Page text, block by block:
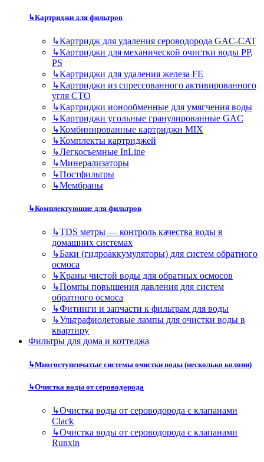
↳Картриджи для фильтров
↳Картридж для удаления сероводорода GAC-CAT
↳Картриджи для механической очистки воды PP,
PS
↳Картриджи для удаления железа FE
↳Картриджи из спрессованного активированного
угля CTO
↳Картриджи ионообменные для умягчения воды
↳Картриджи угольные гранулированные GAC
↳Комбинированные картриджи MIX
↳Комплекты картриджей
↳Легкосъемные InLine
↳Минерализаторы
↳Постфильтры
↳Мембраны
↳Комплектующие для фильтров
↳TDS метры — контроль качества воды в
домашних системах
↳Баки (гидроаккумуляторы) для систем обратного
осмоса
↳Краны чистой воды для обратных осмосов
↳Помпы повышения давления для систем
обратного осмоса
↳Фитинги и запчасти к фильтрам для воды
↳Ультрафиолетовые лампы для очистки воды в
квартиру
Фильтры для дома и коттеджа
↳Многоступенчатые системы очистки воды (несколько колонн)
↳Очистка воды от сероводорода
↳Очистка воды от сероводорода с клапанами
Clack
↳Очистка воды от сероводорода с клапанами
Runxin